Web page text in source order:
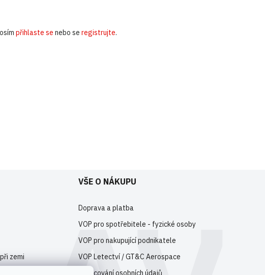
přihlaste se nebo se registrujte.
zemi
VŠE O NÁKUPU
Doprava a platba
VOP pro spotřebitele - fyzické osoby
VOP pro nakupující podnikatele
VOP Letectví / GT&C Aerospace
Zpracování osobních údajů